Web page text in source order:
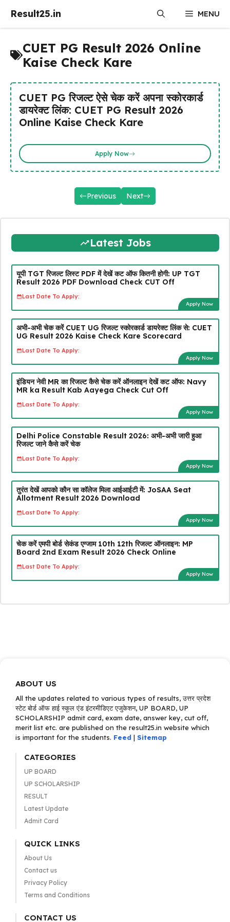
Result25.in MENU
CUET PG Result 2026 Online
Kaise Check Kare
CUET PG रिजल्ट ऐसे चेक करें अपना स्कोरकार्ड
डायरेक्ट लिंक: CUET PG Result 2026
Online Kaise Check Kare
Apply Now
Previous Next
Latest Jobs
यूपी TGT रिजल्ट लिस्ट PDF में देखें कट ऑफ कितनी होगी: UP TGT
Result 2026 PDF Download Check CUT Off
Last Date To Apply:
Apply Now
अभी-अभी चेक करें CUET UG रिजल्ट स्कोरकार्ड डायरेक्ट लिंक से: CUET
UG Result 2026 Kaise Check Kare Scorecard
Last Date To Apply:
Apply Now
इंडियन नेवी MR का रिजल्ट कैसे चेक करें ऑनलाइन देखें कट ऑफ: Navy
MR ka Result Kab Aayega Check Cut Off
Last Date To Apply:
Apply Now
Delhi Police Constable Result 2026: अभी-अभी जारी हुआ
रिजल्ट जाने कैसे करें चेक
Last Date To Apply:
Apply Now
तुरंत देखें आपको कौन सा कॉलेज मिला आईआईटी में: JoSAA Seat
Allotment Result 2026 Download
Last Date To Apply:
Apply Now
चेक करें एमपी बोर्ड सेकंड एग्जाम 10th 12th रिजल्ट ऑनलाइन: MP
Board 2nd Exam Result 2026 Check Online
Last Date To Apply:
Apply Now
ABOUT US
All the updates related to various types of results, उत्तर प्रदेश
स्टेट बोर्ड ऑफ हाई स्कूल एंड इंटरमीडिएट एजुकेशन, UP BOARD, UP
SCHOLARSHIP admit card, exam date, answer key, cut off,
merit list etc. are published on the result25.in website which
is important for the students. Feed | Sitemap
CATEGORIES
UP BOARD
UP SCHOLARSHIP
RESULT
Latest Update
Admit Card
QUICK LINKS
About Us
Contact us
Privacy Policy
Terms and Conditions
CONTACT US